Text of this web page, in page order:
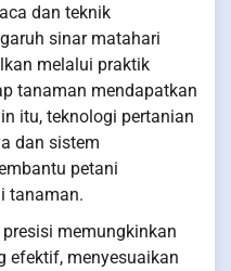
dan teknik
sinar matahari
melalui praktik
tanaman mendapatkan
itu, teknologi pertanian
dan sistem
petani
tanaman.
memungkinkan
efektif, menyesuaikan